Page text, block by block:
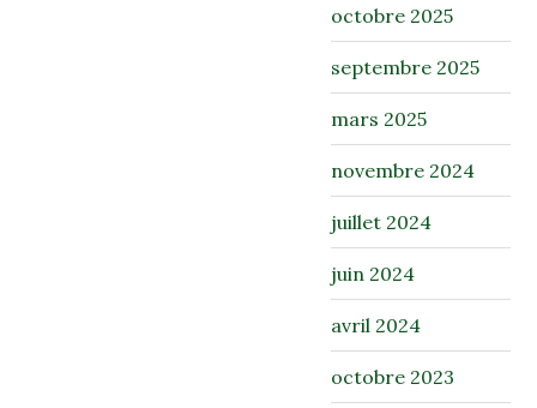
octobre 2025
septembre 2025
mars 2025
novembre 2024
juillet 2024
juin 2024
avril 2024
octobre 2023